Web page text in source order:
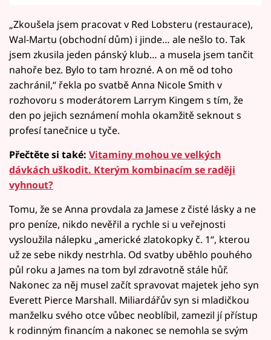
„Zkoušela jsem pracovat v Red Lobsteru (restaurace),
Wal-Martu (obchodní dům) i jinde… ale nešlo to. Tak
jsem zkusila jeden pánský klub… a musela jsem tančit
nahoře bez. Bylo to tam hrozné. A on mě od toho
zachránil,“ řekla po svatbě Anna Nicole Smith v
rozhovoru s moderátorem Larrym Kingem s tím, že
den po jejich seznámení mohla okamžitě seknout s
profesí tanečnice u tyče.
Přečtěte si také: Vitaminy mohou ve velkých
dávkách uškodit. Kterým kombinacím se raději
vyhnout?
Tomu, že se Anna provdala za Jamese z čisté lásky a ne
pro peníze, nikdo nevěřil a rychle si u veřejnosti
vysloužila nálepku „americké zlatokopky č. 1“, kterou
už ze sebe nikdy nestrhla. Od svatby uběhlo pouhého
půl roku a James na tom byl zdravotně stále hůř.
Nakonec za něj musel začít spravovat majetek jeho syn
Everett Pierce Marshall. Miliardářův syn si mladičkou
manželku svého otce vůbec neoblíbil, zamezil jí přístup
k rodinným financím a nakonec se nemohla se svým